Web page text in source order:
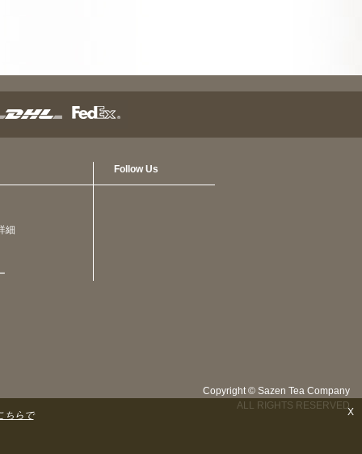
細
Follow Us
Copyright © Sazen Tea Company
ALL RIGHTS RESERVED
X
ちらで